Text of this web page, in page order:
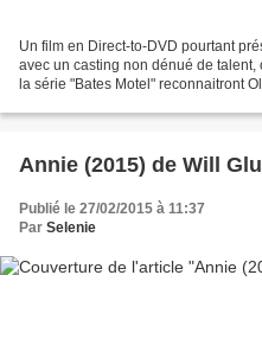
Un film en Direct-to-DVD pourtant
avec un casting non dénué de
la série "Bates Motel" reconnaitront
Annie (2015) de Will
Publié le 27/02/2015 à 11:37
Par Selenie